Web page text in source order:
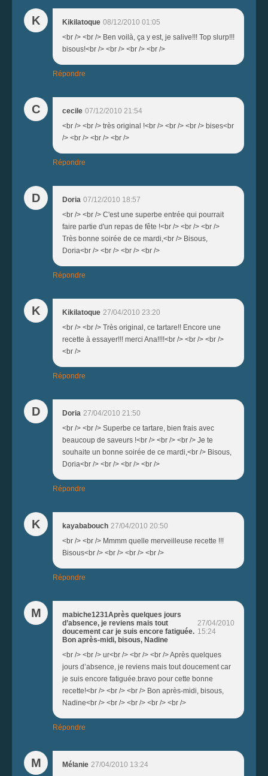
K Kikilatoque 08/12/2010 01:05
<br /> <br /> Ben voilà, ça y est, je salive!!! Top slurp!!!
bisous!<br /> <br /> <br /> <br />
Répondre
C cecile 07/12/2010 21:54
<br /> <br /> très original !<br /> <br /> <br /> bises<br
/> <br /> <br /> <br />
Répondre
D Doria 07/12/2010 18:57
<br /> <br /> C'est une superbe entrée qui pourrait
faire partie d'un repas de fête !<br /> <br /> <br />
Très bonne soirée de ce mardi,<br /> Bisous,
Doria<br /> <br /> <br /> <br />
Répondre
K Kikilatoque 27/04/2010 23:20
<br /> <br /> Très original, ce tartare!! Encore une
recette à essayer!!! merci Ana!!!!<br /> <br /> <br />
<br />
Répondre
D Doria 27/04/2010 21:50
<br /> <br /> Superbe ce tartare, bien frais avec
beaucoup de saveurs !<br /> <br /> <br /> Je te
souhaite un bonne soirée de ce mardi,<br /> Bisous,
Doria<br /> <br /> <br /> <br />
Répondre
K kayababouch 27/04/2010 20:50
<br /> <br /> Mmmm quelle merveilleuse recette !!!
Bisous<br /> <br /> <br /> <br />
Répondre
M
mabiche1231Après quelques jours
d’absence, je reviens mais tout
doucement car je suis encore fatiguée.
Bon après-midi, bisous, Nadine
27/04/2010
15:24
<br /> <br /> ur<br /> <br /> <br /> Après quelques
jours d’absence, je reviens mais tout doucement car
je suis encore fatiguée.bravo pour cette bonne
recette!<br /> <br /> <br /> Bon après-midi, bisous,
Nadine<br /> <br /> <br /> <br /> <br />
Répondre
M Mélanie 27/04/2010 13:24